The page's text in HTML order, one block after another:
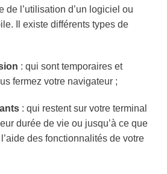
de l’utilisation d’un logiciel ou
Il existe différents types de
: qui sont temporaires et
fermez votre navigateur ;
: qui restent sur votre terminal
durée de vie ou jusqu’à ce que
des fonctionnalités de votre